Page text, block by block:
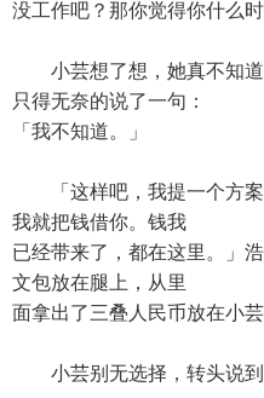
没工作吧？那你觉得你什么
小芸想了想，她真不知道
只得无奈的说了一句：
「我不知道。」
「这样吧，我提一个方案
我就把钱借你。钱我
已经带来了，都在这里。」
文包放在腿上，从里
面拿出了三叠人民币放在小
小芸别无选择，转头说到